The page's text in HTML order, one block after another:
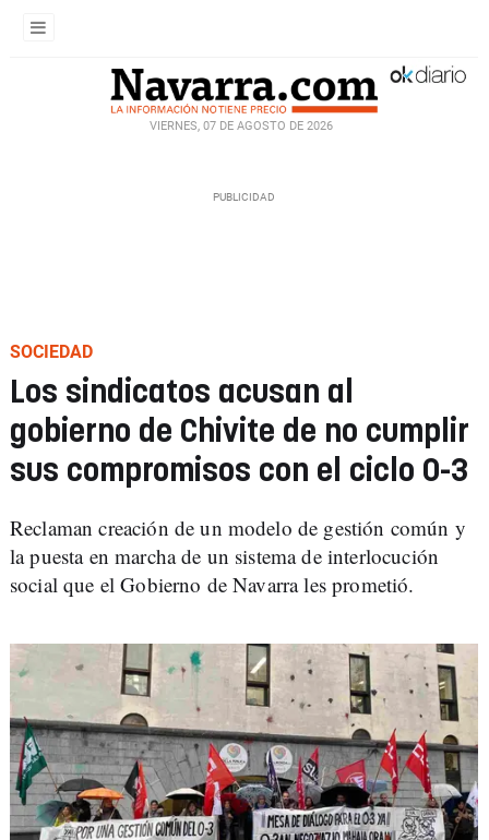
VIERNES, 07 DE AGOSTO DE 2026
SOCIEDAD
Los sindicatos acusan al
gobierno de Chivite de no cumplir
sus compromisos con el ciclo 0-3
Reclaman creación de un modelo de gestión común y
la puesta en marcha de un sistema de interlocución
social que el Gobierno de Navarra les prometió.